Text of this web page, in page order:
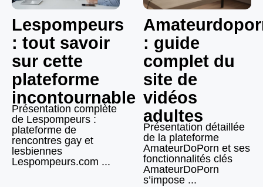
Lespompeurs
: tout savoir
sur cette
plateforme
incontournable
Présentation complète
de Lespompeurs :
plateforme de
rencontres gay et
lesbiennes
Lespompeurs.com ...
: guide
complet du
site de
vidéos
adultes
Présentation détaillée
de la plateforme
AmateurDoPorn et ses
fonctionnalités clés
AmateurDoPorn
s’impose ...